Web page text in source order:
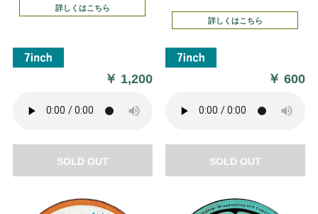
詳しくはこちら
￥ 1,200
SOLD OUT
詳しくはこちら
￥600
SOLD OUT